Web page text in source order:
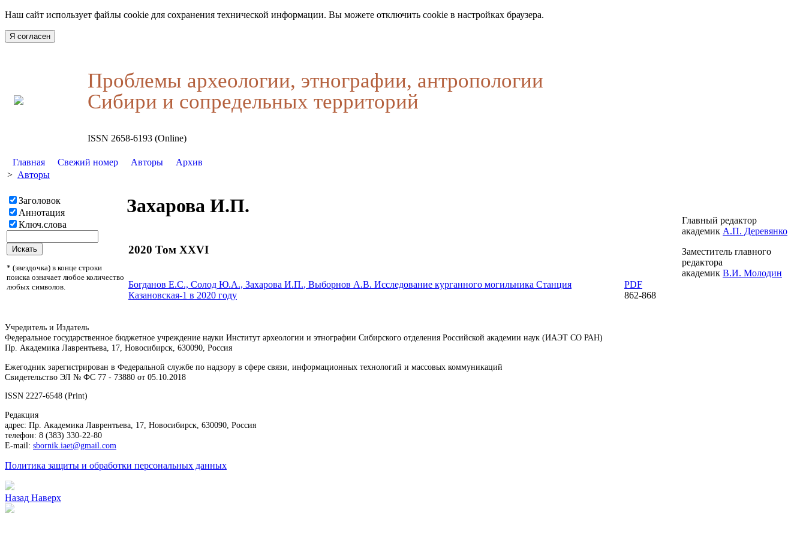
Наш сайт использует файлы cookie для сохранения технической информации. Вы можете отключить cookie в настройках браузера.
Я согласен
Проблемы археологии, этнографии, антропологии
Сибири и сопредельных территорий
ISSN 2658-6193 (Online)
Главная Свежий номер Авторы
Архив
> Авторы
Заголовок
Аннотация
Ключ.слова
* (звездочка) в конце строки
поиска означает любое количество
любых символов.
Захарова И.П.
2020 Том XXVI
Богданов Е.С., Солод Ю.А., Захарова И.П., Выборнов А.В. Исследование курганного могильника Станция
Казановская-1 в 2020 году
PDF
862-868
Главный редактор
академик А.П. Деревянко
Заместитель главного
редактора
академик В.И. Молодин
Учредитель и Издатель
Федеральное государственное бюджетное учреждение науки Институт археологии и этнографии Сибирского отделения Российской академии наук (ИАЭТ СО РАН)
Пр. Академика Лаврентьева, 17, Новосибирск, 630090, Россия
Ежегодник зарегистрирован в Федеральной службе по надзору в сфере связи, информационных технологий и массовых коммуникаций
Свидетельство ЭЛ № ФС 77 - 73880 от 05.10.2018
ISSN 2227-6548 (Print)
Редакция
адрес: Пр. Академика Лаврентьева, 17, Новосибирск, 630090, Россия
телефон: 8 (383) 330-22-80
E-mail: sbornik.iaet@gmail.com
Политика защиты и обработки персональных данных
Назад Наверх